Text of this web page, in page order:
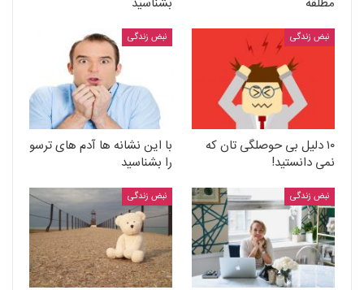
نبض زندگی
۱۰ دلیل بی حوصلگی تان که
نمی دانستید!
نبض زندگی
با این نشانه ها آدم های ترسو
را بشناسید
نبض زندگی نبض زندگی